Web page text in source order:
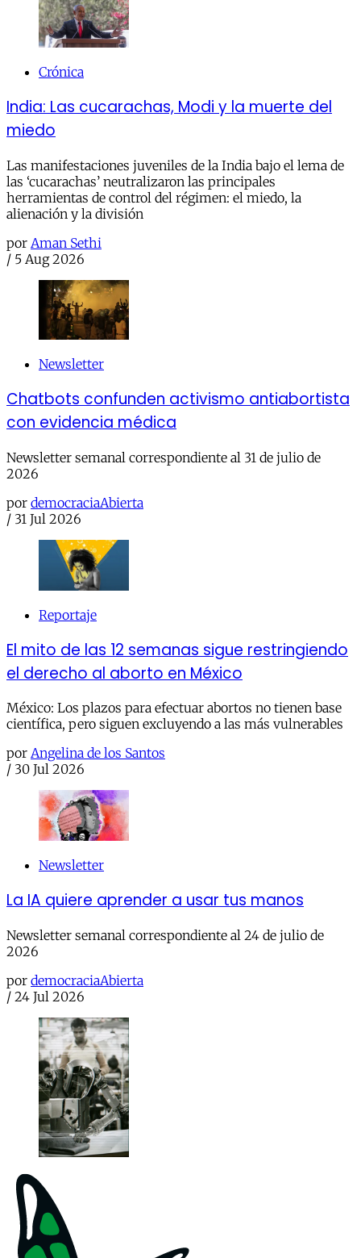
Crónica
India: Las cucarachas, Modi y la muerte del
miedo
Las manifestaciones juveniles de la India bajo el lema de
las ‘cucarachas’ neutralizaron las principales
herramientas de control del régimen: el miedo, la
alienación y la división
por Aman Sethi
/ 5 Aug 2026
Newsletter
Chatbots confunden activismo antiabortista
con evidencia médica
Newsletter semanal correspondiente al 31 de julio de
2026
por democraciaAbierta
/ 31 Jul 2026
Reportaje
El mito de las 12 semanas sigue restringiendo
el derecho al aborto en México
México: Los plazos para efectuar abortos no tienen base
científica, pero siguen excluyendo a las más vulnerables
por Angelina de los Santos
/ 30 Jul 2026
Newsletter
La IA quiere aprender a usar tus manos
Newsletter semanal correspondiente al 24 de julio de
2026
por democraciaAbierta
/ 24 Jul 2026